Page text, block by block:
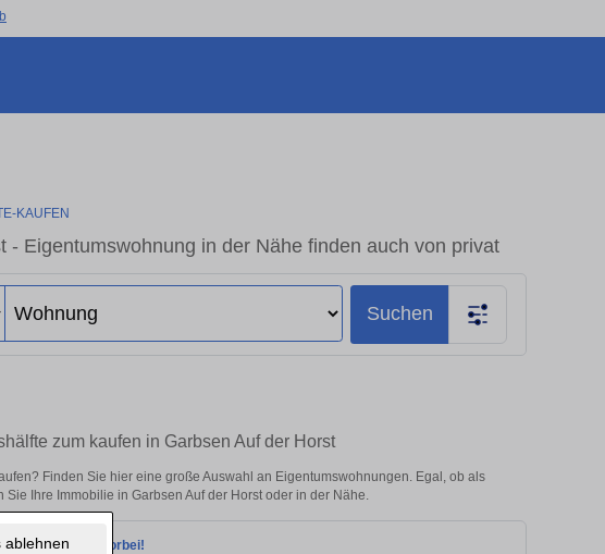
ablehnen
KAUFEN
Eigentumswohnung in der Nähe finden auch von privat
Suchen
zum kaufen in Garbsen Auf der Horst
Finden Sie hier eine große Auswahl an Eigentumswohnungen. Egal, ob als
Ihre Immobilie in Garbsen Auf der Horst oder in der Nähe.
bald wieder vorbei!